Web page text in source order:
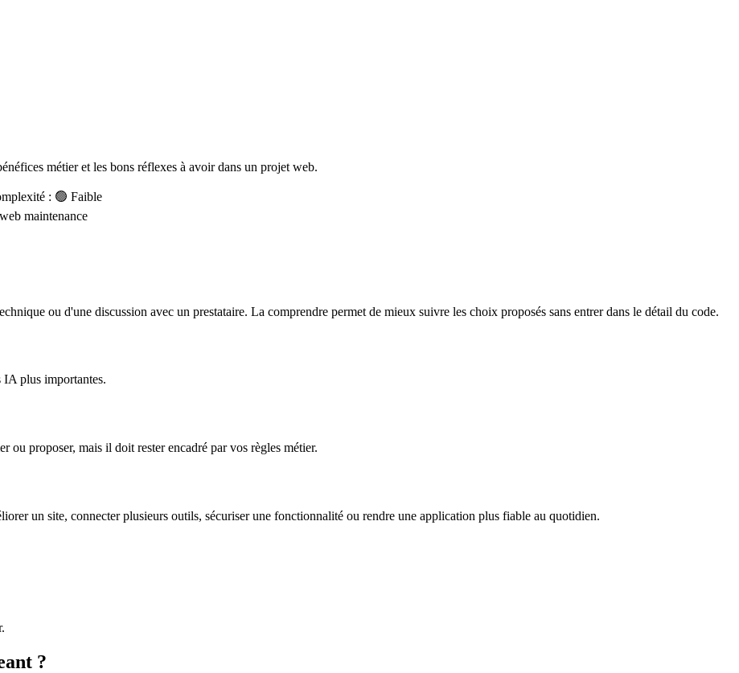
métier et les bons réflexes à avoir dans un projet web.
: 🟢 Faible
maintenance
ou d'une discussion avec un prestataire. La comprendre permet de mieux suivre les choix proposés sans entrer dans le détail du code.
IA plus importantes.
ou proposer, mais il doit rester encadré par vos règles métier.
un site, connecter plusieurs outils, sécuriser une fonctionnalité ou rendre une application plus fiable au quotidien.
?